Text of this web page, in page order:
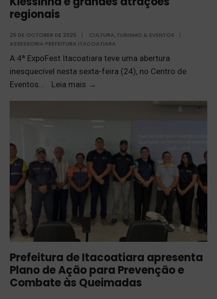
regionais
25 DE OCTOBER DE 2025 | CULTURA, TURISMO & EVENTOS
|
ASSESSORIA PREFEITURA ITACOATIARA
A 4ª ExpoFest Itacoatiara teve uma abertura
inesquecível nesta sexta-feira (24), no Centro de
Eventos
Leia mais →
Prefeitura de Itacoatiara apresenta
Plano de Ação para Prevenção e
Combate às Queimadas